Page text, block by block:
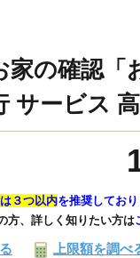
家の確認「
サービス
３つ以内を推奨しており
方、詳しく知りたい方は
上限額を調べ